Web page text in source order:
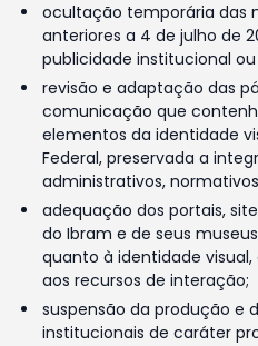
ocultação temporária das
anteriores a 4 de julho de
publicidade institucional
revisão e adaptação das
comunicação que
elementos da identidade
Federal, preservada a
administrativos,
adequação dos portais,
do Ibram e de seus
quanto à identidade
aos recursos de interação;
suspensão da produção e
institucionais de caráter